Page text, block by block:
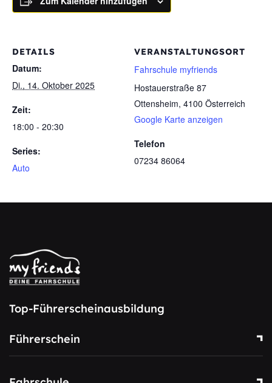
DETAILS
Datum:
Di., 14. Oktober 2025
Zeit:
18:00 - 20:30
Series:
Auto
VERANSTALTUNGSORT
Fahrschule myfriends
Hostauerstraße 87
Ottensheim, 4100 Österreich
Google Karte anzeigen
Telefon
07234 86064
Top-Führerscheinausbildung
Führerschein